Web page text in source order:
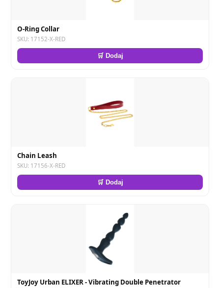
O-Ring Collar
SKU: 17152-X-RED
🛒 Dodaj
Chain Leash
SKU: 17156-X-RED
🛒 Dodaj
ToyJoy Urban ELIXER - Vibrating Double Penetrator